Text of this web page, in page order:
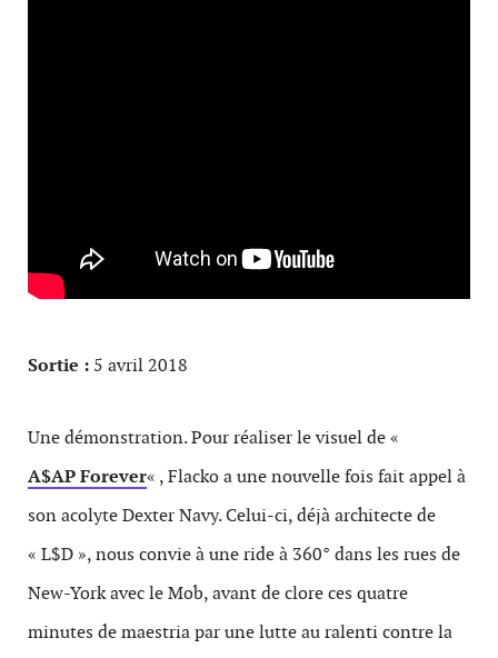
Sortie : 5 avril 2018
Une démonstration. Pour réaliser le visuel de «
A$AP Forever« , Flacko a une nouvelle fois fait appel à
son acolyte Dexter Navy. Celui-ci, déjà architecte de
« L$D », nous convie à une ride à 360° dans les rues de
New-York avec le Mob, avant de clore ces quatre
minutes de maestria par une lutte au ralenti contre la